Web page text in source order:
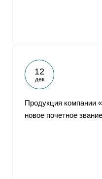
12
дек
Продукция компании
новое почетное звание